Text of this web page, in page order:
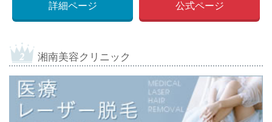
詳細ページ 公式ページ
湘南美容クリニック